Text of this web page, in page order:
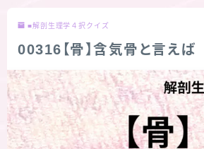
お問い合わせ
サイトマップ
■解剖生理学４択クイズ
00316【骨】含気骨と言えば